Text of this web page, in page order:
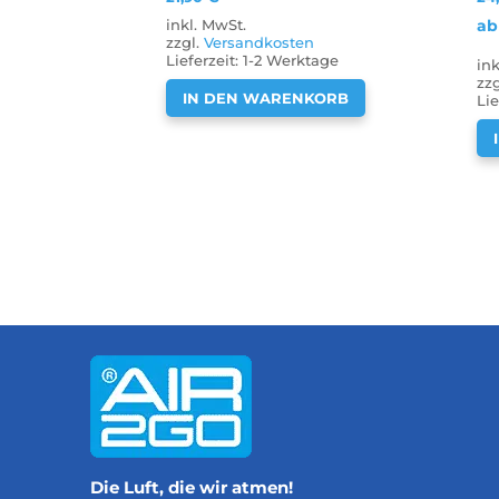
inkl. MwSt.
zzgl.Versandkosten
Lieferzeit:1-2 Werktage
IN DEN WARENKORB
Die Luft, die wir atmen!